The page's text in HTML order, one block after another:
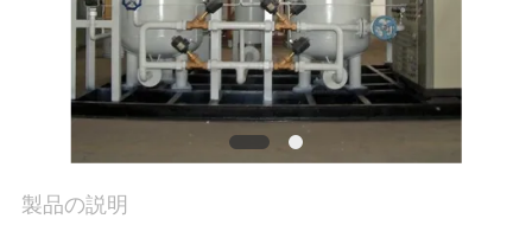
わ
製品の説明